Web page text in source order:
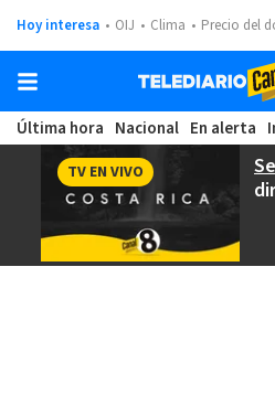
Hoy interesa OIJ Clima Precio del
Última hora Nacional En alerta
TV EN VIVO